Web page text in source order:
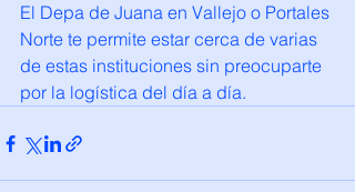
El Depa de Juana en Vallejo o Portales
Norte te permite estar cerca de varias
de estas instituciones sin preocuparte
por la logística del día a día.